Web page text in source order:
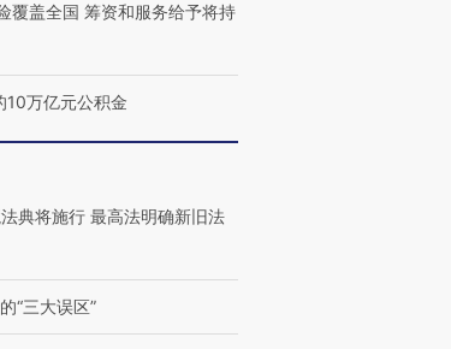
覆盖全国 筹资和服务给予将持
10万亿元公积金
典将施行 最高法明确新旧法
“三大误区”